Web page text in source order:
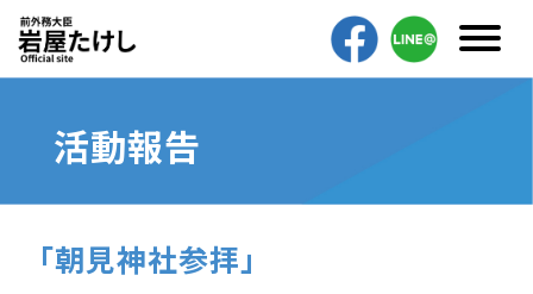
活動報告
「朝見神社参拝」